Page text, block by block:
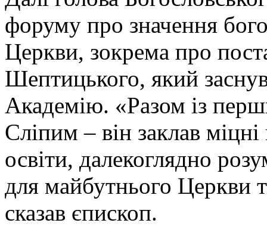
форуму про значення
Церкви, зокрема про
Шептицького, який
Академію. «Разом із
Сліпим – він заклав
освіти, далекоглядно
для майбутнього Церкви
сказав єпископ.